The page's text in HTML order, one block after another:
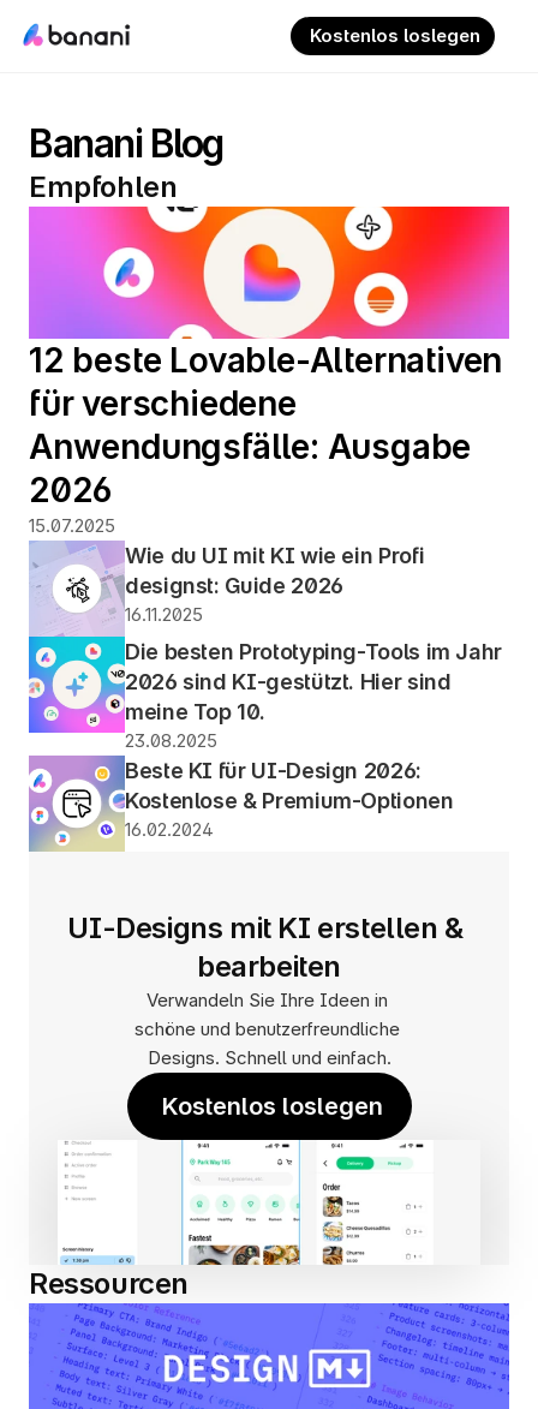
Kostenlos loslegen
Banani Blog
Empfohlen
12 beste Lovable-Alternativen
für verschiedene
Anwendungsfälle: Ausgabe
2026
15.07.2025
Wie du UI mit KI wie ein Profi
designst: Guide 2026
16.11.2025
Die besten Prototyping-Tools im Jahr
2026 sind KI-gestützt. Hier sind
meine Top 10.
23.08.2025
Beste KI für UI-Design 2026:
Kostenlose & Premium-Optionen
16.02.2024
UI-Designs mit KI erstellen &
bearbeiten
Verwandeln Sie Ihre Ideen in
schöne und benutzerfreundliche
Designs. Schnell und einfach.
Kostenlos loslegen
Ressourcen